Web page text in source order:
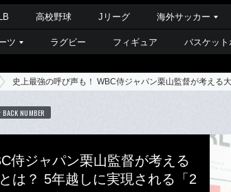
高校野球 Jリーグ 海外サッカー
ツ ラグビー フィギュア バスケット
史上最強の呼び声も！ WBC侍ジャパン栗山監督が考える
BACK NUMBER
侍ジャパン栗山監督が考える
は？ 5年越しに実現される「2